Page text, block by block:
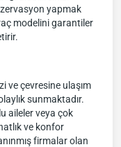
yapmak
modelini garantiler
ve çevresine ulaşım
sunmaktadır.
aileler veya çok
ve konfor
firmalar olan